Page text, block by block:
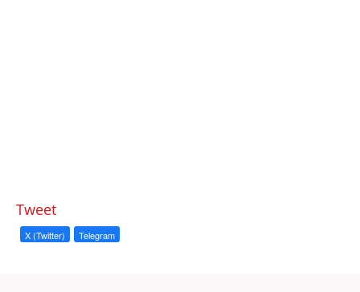
Tweet
X (Twitter) Telegram